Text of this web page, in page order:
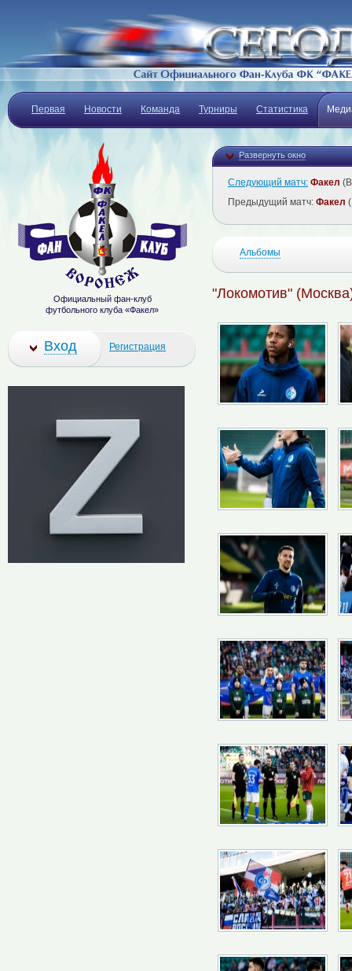
Первая Новости Команда Турниры Статистика
Развернуть окно
Следующий матч: Факел
Предыдущий матч: Факел
Альбомы
"Локомотив"
Официальный фан-клуб
футбольного клуба «Факел»
Вход Регистрация